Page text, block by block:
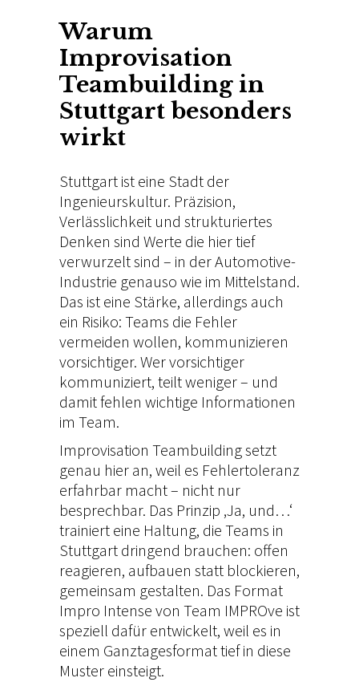
Warum
Improvisation
Teambuilding in
Stuttgart besonders
wirkt
Stuttgart ist eine Stadt der
Ingenieurskultur. Präzision,
Verlässlichkeit und strukturiertes
Denken sind Werte die hier tief
verwurzelt sind – in der Automotive-
Industrie genauso wie im Mittelstand.
Das ist eine Stärke, allerdings auch
ein Risiko: Teams die Fehler
vermeiden wollen, kommunizieren
vorsichtiger. Wer vorsichtiger
kommuniziert, teilt weniger – und
damit fehlen wichtige Informationen
im Team.
Improvisation Teambuilding setzt
genau hier an, weil es Fehlertoleranz
erfahrbar macht – nicht nur
besprechbar. Das Prinzip ‚Ja, und…‘
trainiert eine Haltung, die Teams in
Stuttgart dringend brauchen: offen
reagieren, aufbauen statt blockieren,
gemeinsam gestalten. Das Format
Impro Intense von Team IMPROve ist
speziell dafür entwickelt, weil es in
einem Ganztagesformat tief in diese
Muster einsteigt.